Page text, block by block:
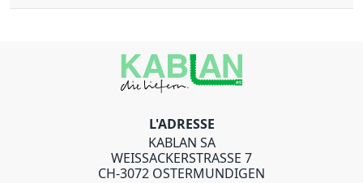
L'ADRESSE
KABLAN SA
WEISSACKERSTRASSE 7
CH-3072 OSTERMUNDIGEN